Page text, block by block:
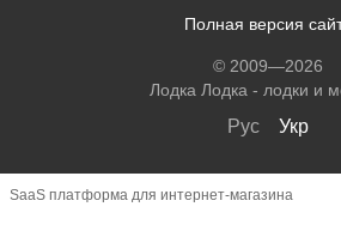
Полная версия
© 2009—2026
Лодка Лодка - лодки и
Рус Укр
SaaS платформа для интернет-магазина